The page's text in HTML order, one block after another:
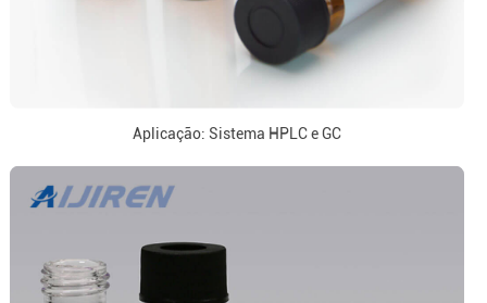
Aplicação: Sistema HPLC e GC